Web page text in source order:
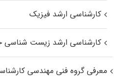
کارشناسی ارشد فیزیک
کارشناسی ارشد زیست‌ شناسی
معرفی گروه فنی مهندسی